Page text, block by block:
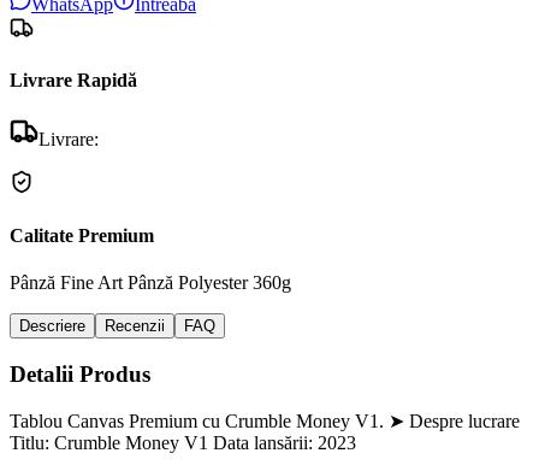
Livrare Rapidă
Livrare:
Calitate Premium
Pânză Fine Art Pânză Polyester 360g
Descriere Recenzii FAQ
Detalii Produs
Tablou Canvas Premium cu Crumble Money V1. ➤ Despre lucrare
Titlu: Crumble Money V1 Data lansării: 2023